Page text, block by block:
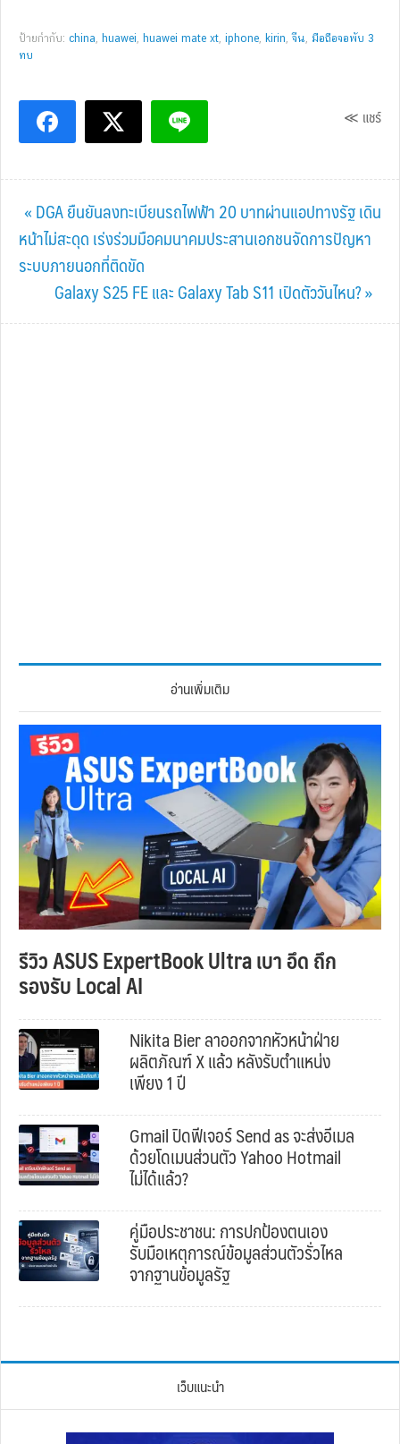
ป้ายกำกับ: china, huawei, huawei mate xt, iphone, kirin,จีน, มือถือจอพับ 3
ทบ
≪ แชร์
Previous
Post:
« DGA ยืนยันลงทะเบียนรถไฟฟ้า 20 บาทผ่านแอปทางรัฐ เดิน
หน้าไม่สะดุด เร่งร่วมมือคมนาคมประสานเอกชนจัดการปัญหา
ระบบภายนอกที่ติดขัด
Next
Post:
Galaxy S25 FE และ Galaxy Tab S11 เปิดตัววันไหน? »
อ่านเพิ่มเติม
รีวิว ASUS ExpertBook Ultra เบา อึด ถึก
รองรับ Local AI
Nikita Bier ลาออกจากหัวหน้าฝ่าย
ผลิตภัณฑ์ X แล้ว หลังรับตำแหน่ง
เพียง 1 ปี
Gmail ปิดฟีเจอร์ Send as จะส่งอีเมล
ด้วยโดเมนส่วนตัว Yahoo Hotmail
ไม่ได้แล้ว?
คู่มือประชาชน: การปกป้องตนเอง
รับมือเหตุการณ์ข้อมูลส่วนตัวรั่วไหล
จากฐานข้อมูลรัฐ
เว็บแนะนำ